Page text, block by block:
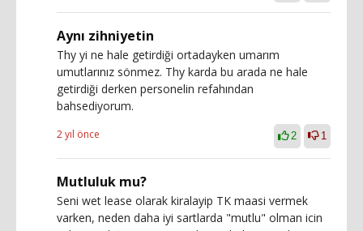
Aynı zihniyetin
Thy yi ne hale getirdiği ortadayken umarım
umutlarınız sönmez. Thy karda bu arada ne hale
getirdiği derken personelin refahından
bahsediyorum.
2 yıl önce 2 1
Mutluluk mu?
Seni wet lease olarak kiralayip TK maasi vermek
varken, neden daha iyi sartlarda "mutlu" olman icin